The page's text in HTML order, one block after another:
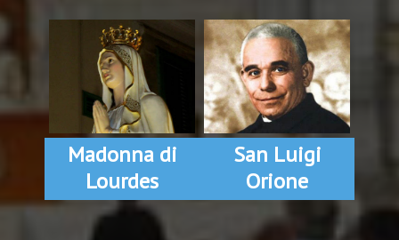
Madonna di
Lourdes
San Luigi
Orione